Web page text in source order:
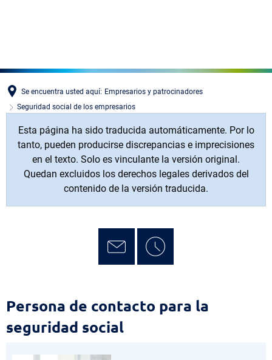
Se encuentra usted aquí: Empresarios y patrocinadores
Seguridad social de los empresarios
Esta página ha sido traducida automáticamente. Por lo
tanto, pueden producirse discrepancias e imprecisiones
en el texto. Solo es vinculante la versión original.
Quedan excluidos los derechos legales derivados del
contenido de la versión traducida.
Seguridad
social
Persona de contacto para la
seguridad social